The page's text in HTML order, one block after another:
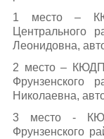
1 место –
Центрального
Леонидовна,
2 место –
Николаевна,
3 место -
Фрунзенского